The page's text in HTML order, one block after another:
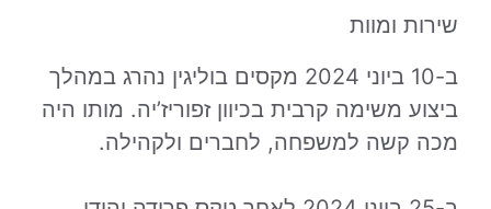
שירות ומוות
ב-10 ביוני 2024 מקסים בוליגין נהרג במהלך
ביצוע משימה קרבית בכיוון זפוריז’יה. מותו היה
מכה קשה למשפחה, לחברים ולקהילה.